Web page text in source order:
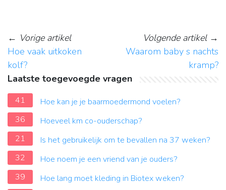
← Vorige artikel
Hoe vaak uitkoken
kolf?
Volgende artikel→
Waarom baby s nachts
kramp?
Laatste toegevoegde vragen
41
Hoe kan je je baarmoedermond voelen?
36
Hoeveel km co-ouderschap?
21
Is het gebruikelijk om te bevallen na 37 weken?
32
Hoe noem je een vriend van je ouders?
39
Hoe lang moet kleding in Biotex weken?